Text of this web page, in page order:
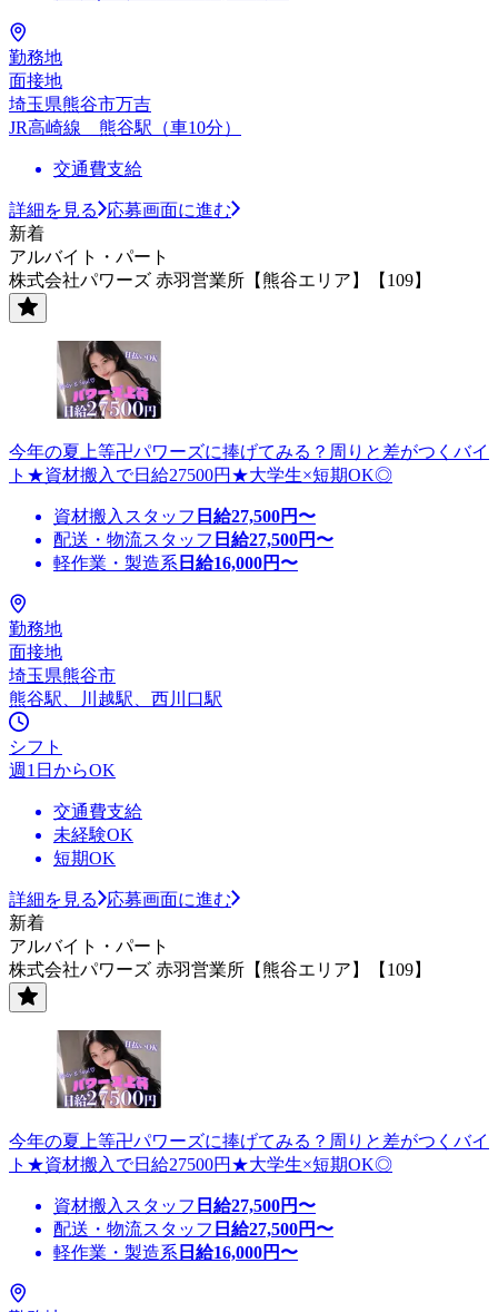
勤務地
面接地
埼玉県熊谷市万吉
JR高崎線 熊谷駅（車10分）
交通費支給
詳細を見る
応募画面に進む
新着
アルバイト・パート
株式会社パワーズ 赤羽営業所【熊谷エリア】【109】
今年の夏上等卍パワーズに捧げてみる？周りと差がつくバイ
ト★資材搬入で日給27500円★大学生×短期OK◎
資材搬入スタッフ 日給27,500円〜
配送・物流スタッフ 日給27,500円〜
軽作業・製造系 日給16,000円〜
勤務地
面接地
埼玉県熊谷市
熊谷駅、川越駅、西川口駅
シフト
週1日からOK
交通費支給
未経験OK
短期OK
詳細を見る
応募画面に進む
新着
アルバイト・パート
株式会社パワーズ 赤羽営業所【熊谷エリア】【109】
今年の夏上等卍パワーズに捧げてみる？周りと差がつくバイ
ト★資材搬入で日給27500円★大学生×短期OK◎
資材搬入スタッフ 日給27,500円〜
配送・物流スタッフ 日給27,500円〜
軽作業・製造系 日給16,000円〜